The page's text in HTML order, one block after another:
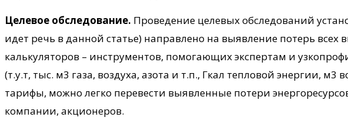
Целевое обследование. Проведение целевых обследований
идет речь в данной статье) направлено на выявление потерь
калькуляторов – инструментов, помогающих экспертам и
(т.у.т, тыс. м3 газа, воздуха, азота и т.п., Гкал тепловой энергии,
тарифы, можно легко перевести выявленные потери
компании, акционеров.